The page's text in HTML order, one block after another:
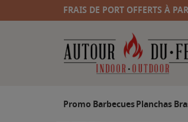
FRAIS DE PORT OFFERTS À
Promo BarbecuesPlanchas